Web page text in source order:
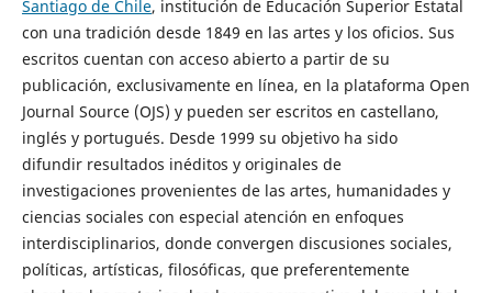
Santiago de Chile, institución de Educación Superior Estatal
con una tradición desde 1849 en las artes y los oficios. Sus
escritos cuentan con acceso abierto a partir de su
publicación, exclusivamente en línea, en la plataforma Open
Journal Source (OJS) y pueden ser escritos en castellano,
inglés y portugués. Desde 1999 su objetivo ha sido
difundir resultados inéditos y originales de
investigaciones provenientes de las artes, humanidades y
ciencias sociales con especial atención en enfoques
interdisciplinarios, donde convergen discusiones sociales,
políticas, artísticas, filosóficas, que preferentemente